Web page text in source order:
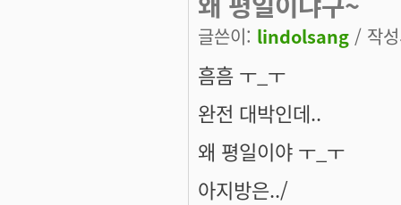
글쓴이: lindolsang / 작
흠흠 ㅜ_ㅜ
완전 대박인데..
왜 평일이야 ㅜ_ㅜ
아지방은../